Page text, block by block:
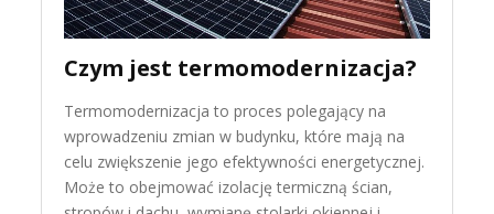
Czym jest termomodernizacja?
Termomodernizacja to proces polegający na
wprowadzeniu zmian w budynku, które mają na
celu zwiększenie jego efektywności energetycznej.
Może to obejmować izolację termiczną ścian,